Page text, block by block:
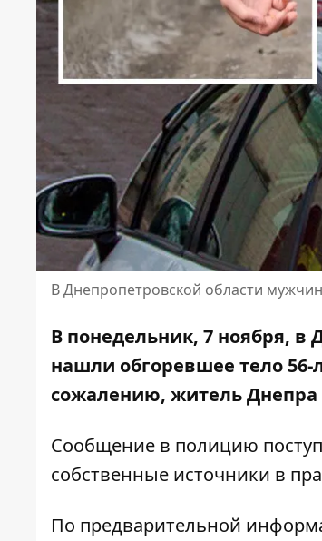
В Днепропетровской области
В понедельник, 7 ноября, в
нашли обгоревшее тело
сожалению, житель Днепра
Сообщение в полицию
собственные источники в
По предварительной